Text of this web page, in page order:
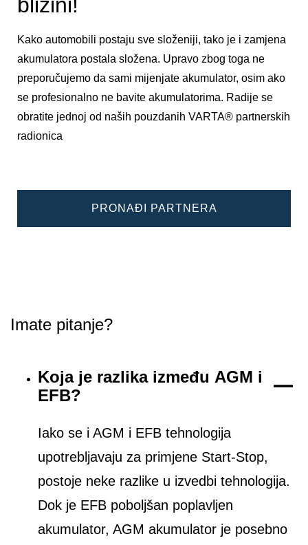
Kako automobili postaju sve složeniji, tako je i zamjena
akumulatora postala složena. Upravo zbog toga ne
preporučujemo da sami mijenjate akumulator, osim ako
se profesionalno ne bavite akumulatorima. Radije se
obratite jednoj od naših pouzdanih VARTA® partnerskih
radionica
PRONAĐI PARTNERA
Imate pitanje?
Koja je razlika između AGM i
EFB?
Iako se i AGM i EFB tehnologija
upotrebljavaju za primjene Start-Stop,
postoje neke razlike u izvedbi tehnologija.
Dok je EFB poboljšan poplavljen
akumulator, AGM akumulator je posebno